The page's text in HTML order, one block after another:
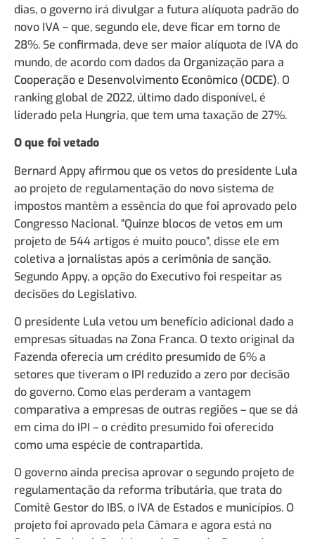
dias, o governo irá divulgar a futura alíquota padrão do
novo IVA – que, segundo ele, deve ficar em torno de
28%. Se confirmada, deve ser maior alíquota de IVA do
mundo, de acordo com dados da Organização para a
Cooperação e Desenvolvimento Econômico (OCDE). O
ranking global de 2022, último dado disponível, é
liderado pela Hungria, que tem uma taxação de 27%.
O que foi vetado
Bernard Appy afirmou que os vetos do presidente Lula
ao projeto de regulamentação do novo sistema de
impostos mantêm a essência do que foi aprovado pelo
Congresso Nacional. “Quinze blocos de vetos em um
projeto de 544 artigos é muito pouco”, disse ele em
coletiva a jornalistas após a cerimônia de sanção.
Segundo Appy, a opção do Executivo foi respeitar as
decisões do Legislativo.
O presidente Lula vetou um benefício adicional dado a
empresas situadas na Zona Franca. O texto original da
Fazenda oferecia um crédito presumido de 6% a
setores que tiveram o IPI reduzido a zero por decisão
do governo. Como elas perderam a vantagem
comparativa a empresas de outras regiões – que se dá
em cima do IPI – o crédito presumido foi oferecido
como uma espécie de contrapartida.
O governo ainda precisa aprovar o segundo projeto de
regulamentação da reforma tributária, que trata do
Comitê Gestor do IBS, o IVA de Estados e municípios. O
projeto foi aprovado pela Câmara e agora está no